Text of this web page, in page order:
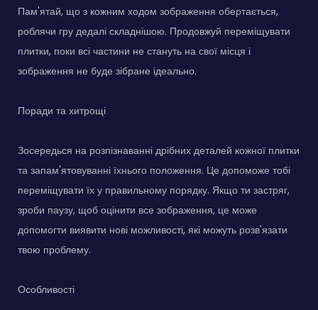
Пам'ятай, що з кожним ходом зображення обертається,
роблячи гру дедалі складнішою. Продовжуй переміщувати
плитки, поки всі частини не стануть на свої місця і
зображення не буде зібране ідеально.
Поради та хитрощі
Зосередься на розпізнаванні дрібних деталей кожної плитки
та запам'ятовуванні їхнього положення. Це допоможе тобі
переміщувати їх у правильному порядку. Якщо ти застряг,
зроби паузу, щоб оцінити все зображення, це може
допомогти виявити нові можливості, які можуть розв'язати
твою проблему.
Особливості